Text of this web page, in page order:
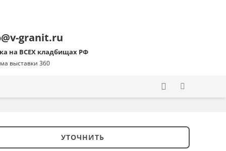
granit.ru
на ВСЕХ кладбищах РФ
выставки 360
УТОЧНИТЬ